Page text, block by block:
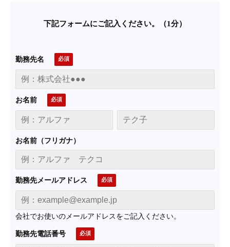
下記フォームにご記入ください。（1分）
勤務先名
お名前
お名前（フリガナ）
勤務先メールアドレス
会社でお使いのメールアドレスをご記入ください。
勤務先電話番号